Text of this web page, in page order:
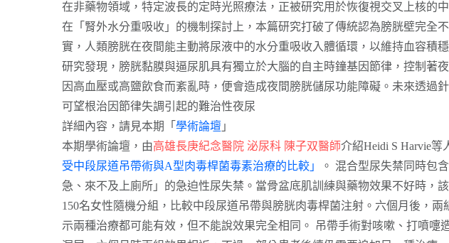
在非藥物領域，特定波長的定時光照療法，正被研究用於恢復視交叉上核的
在「腎外水分重吸收」的機制探討上，本篇研究打破了傳統認為膀胱壁完全
實，人類膀胱在夜間能主動將尿液中的水分重吸收入體循環，以維持血容積
研究發現，膀胱黏膜與逼尿肌具有獨立於大腦的自主時鐘基因節律，控制著
因高血壓或高鹽飲食而紊亂時，便會造成夜間膀胱儲尿功能障礙。未來透過
可望根治因節律失調引起的難治性夜尿
詳細內容，請見本期「 學術論壇 」
本期學術論壇，由高雄長庚紀念醫院 泌尿科 陳子双醫師介紹Heidi S Harvie等
受中段尿道吊帶術與A型肉毒桿菌毒素治療的比較」
。 混合型尿失禁同時包
急、來不及上廁所」的急迫性尿失禁。當骨盆底肌訓練與藥物效果不好時，
150名女性隨機分組，比較中段尿道吊帶與膀胱肉毒桿菌注射。六個月後，
示兩種治療都可能有效，但不能說效果完全相同。 吊帶手術對咳嗽、打噴